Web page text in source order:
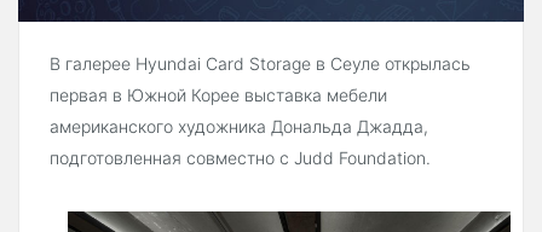
В галерее Hyundai Card Storage в Сеуле открылась
первая в Южной Корее выставка мебели
американского художника Дональда Джадда,
подготовленная совместно с Judd Foundation.